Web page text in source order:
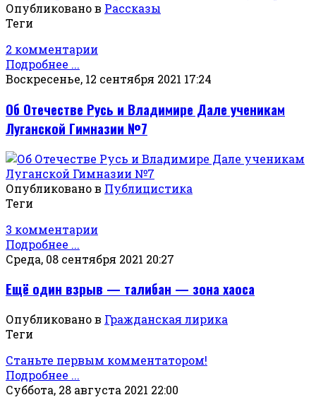
Опубликовано в Рассказы
Теги
2 комментарии
Подробнее ...
Воскресенье, 12 сентября 2021 17:24
Об Отечестве Русь и Владимире Дале ученикам
Луганской Гимназии №7
Опубликовано в Публицистика
Теги
3 комментарии
Подробнее ...
Среда, 08 сентября 2021 20:27
Ещё один взрыв — талибан — зона хаоса
Опубликовано в Гражданская лирика
Теги
Станьте первым комментатором!
Подробнее ...
Суббота, 28 августа 2021 22:00